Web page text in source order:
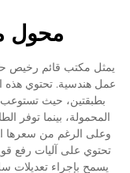
محول
يمثل مكتب قائم رخيص
عمل هندسية. تحتوي هذه
بطبقتين، حيث تستوعب
المحمولة، بينما توفر
وعلى الرغم من سعرها
تحتوي على آليات رفع
يسمح بإجراء تعديلات